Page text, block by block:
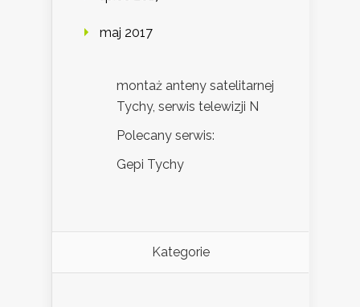
maj 2017
montaż anteny satelitarnej
Tychy, serwis telewizji N
Polecany serwis:
Gepi Tychy
Kategorie